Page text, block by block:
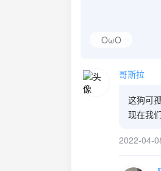
OωO
哥斯拉
这狗可
现在我
2022-04-